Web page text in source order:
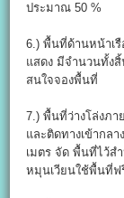
ประมาณ 50 %
6.) พื้นที่ด้านหน้าเ
แสดง มีจำนวนทั้ง
สนใจจองพื้นที่
7.) พื้นที่ว่างโล่งภ
และติดทางเข้ากล
เมตร จัด พื้นที่ไว้ส
หมุนเวียนใช้พื้นที่ฟ